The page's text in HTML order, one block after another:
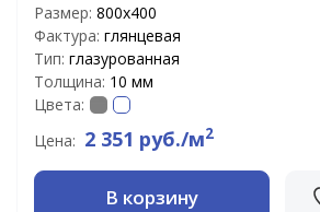
Размер: 800х400
Фактура: глянцевая
Тип: глазурованная
Толщина: 10 мм
Цвета:
Цена: 2 351 руб./м2
В корзину